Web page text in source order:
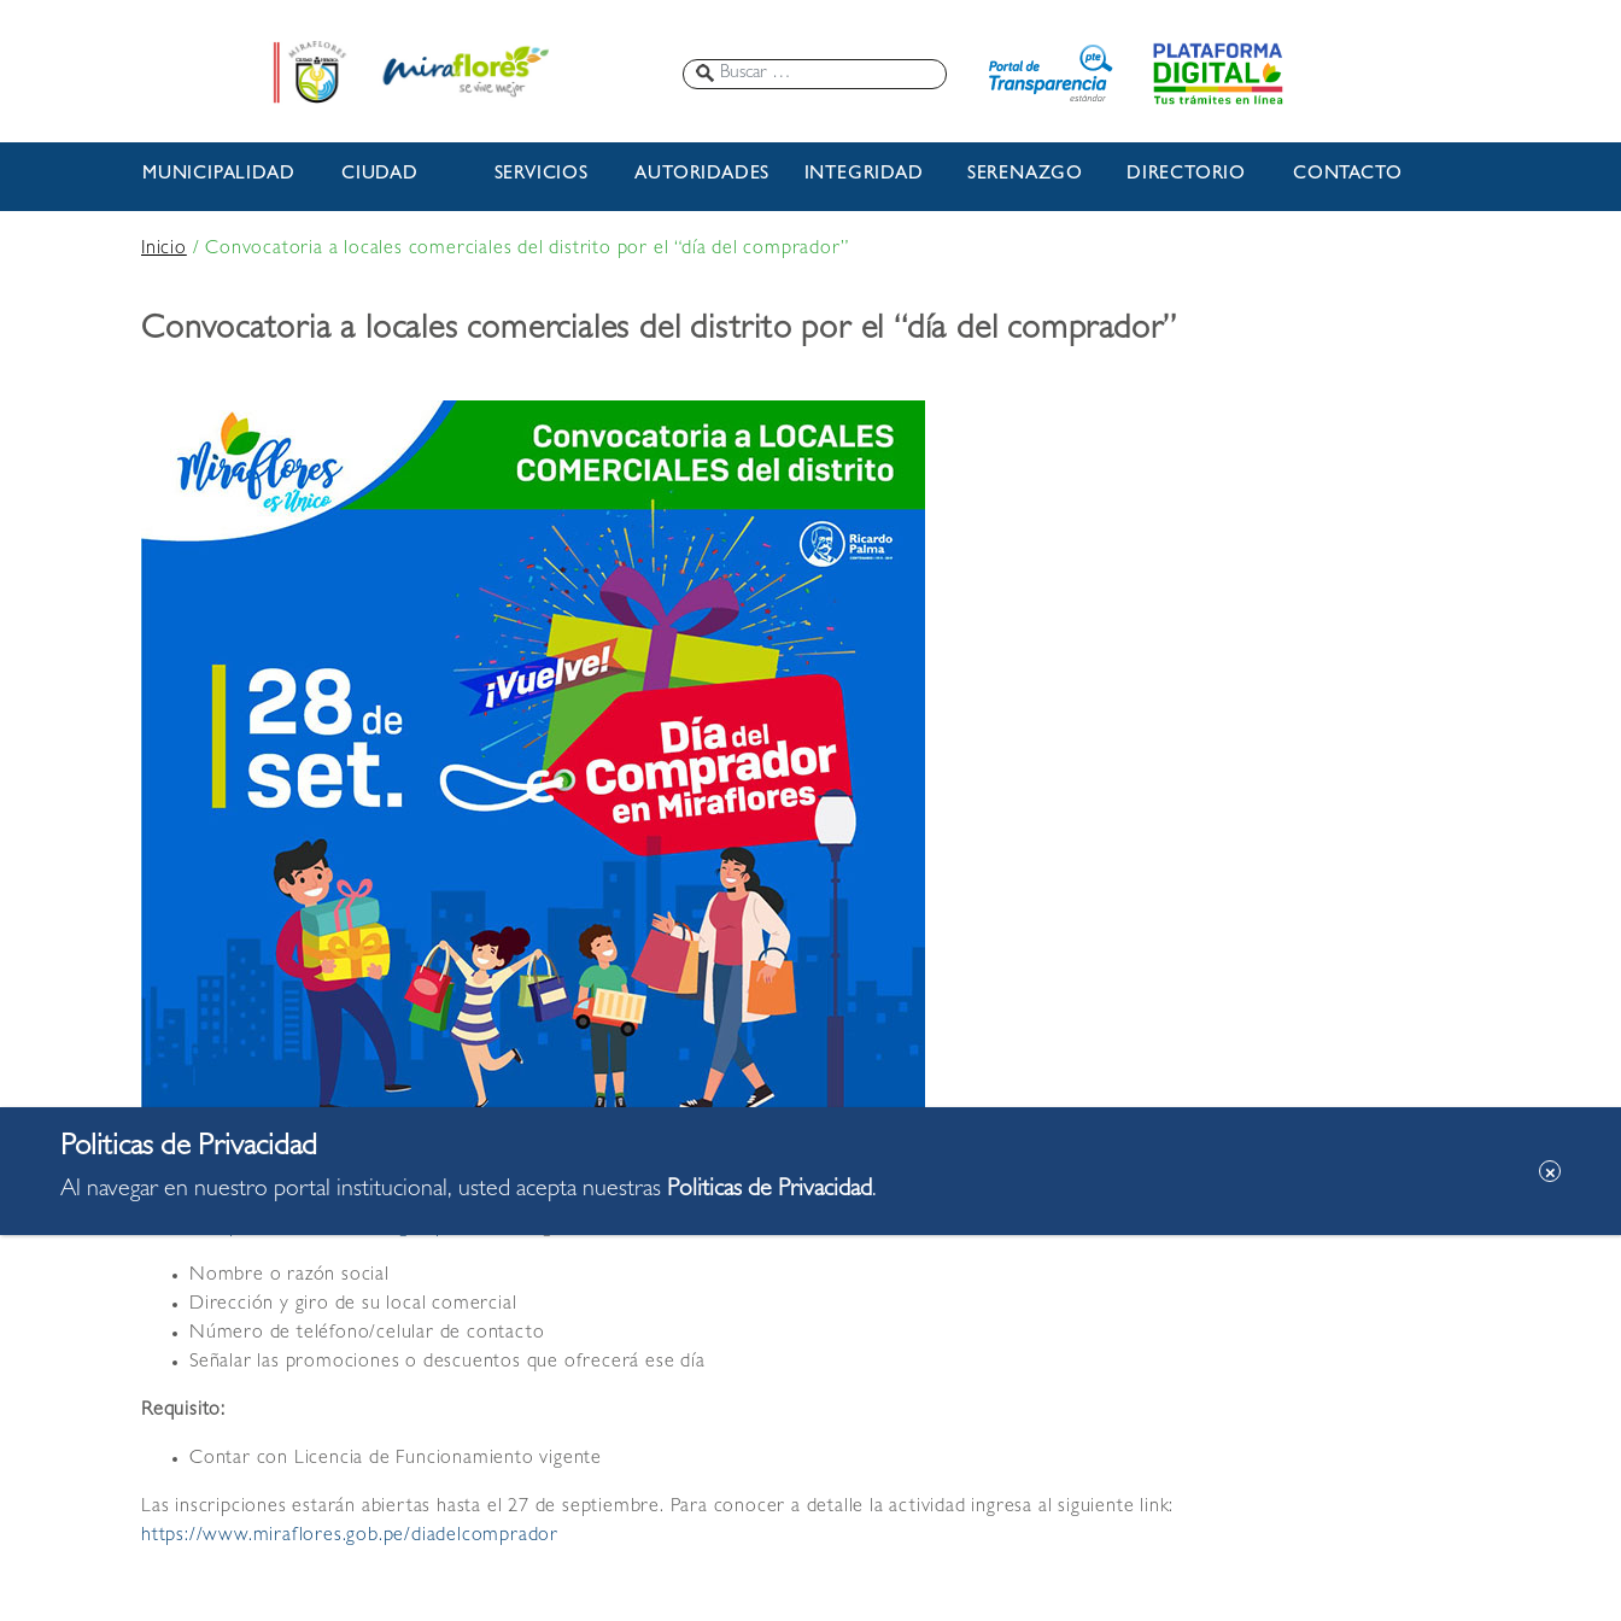
MUNICIPALIDAD CIUDAD SERVICIOS AUTORIDADES INTEGRIDAD SERENAZGO DIRECTORIO CONTACTO
Inicio/Convocatoria a locales comerciales del distrito por el “día del comprador”
Convocatoria a locales comerciales del distrito por el “día del comprador”
Si tienes un local comercial y deseas participar en el día del comprador este 28 de septiembre. envíanos un correo electrónico a
Nombre o razón social
Dirección y giro de su local comercial
Número de teléfono/celular de contacto
Señalar las promociones o descuentos que ofrecerá ese día
Requisito:
Contar con Licencia de Funcionamiento vigente
Las inscripciones estarán abiertas hasta el 27 de septiembre. Para conocer a detalle la actividad ingresa al siguiente link:
https://www.miraflores.gob.pe/diadelcomprador
Al navegar en nuestro portal institucional, usted acepta nuestras Politicas de Privacidad.